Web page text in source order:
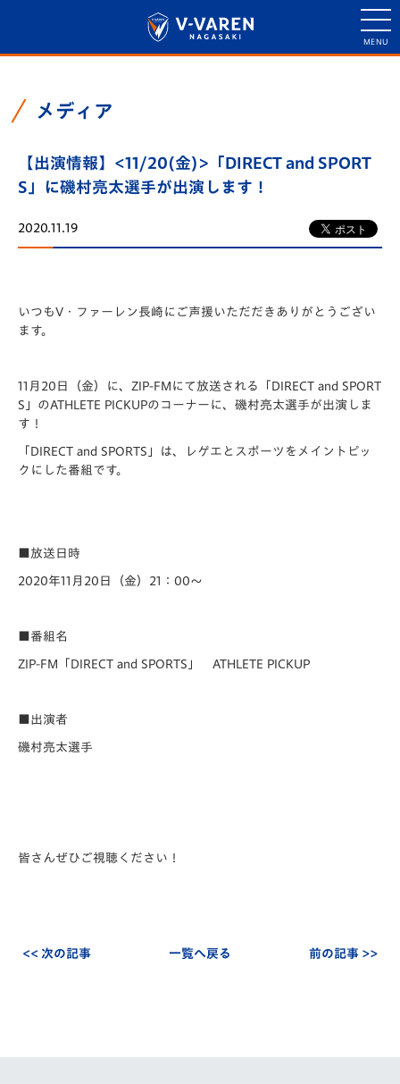
メディア
【出演情報】<11/20(金)>「DIRECT and SPORT
S」に磯村亮太選手が出演します！
2020.11.19
いつもV・ファーレン長崎にご声援いただだきありがとうござい
ます。
11月20日（金）に、ZIP-FMにて放送される「DIRECT and SPORT
S」のATHLETE PICKUPのコーナーに、磯村亮太選手が出演しま
す！
「DIRECT and SPORTS」は、レゲエとスポーツをメイントピッ
クにした番組です。
■放送日時
2020年11月20日（金）21：00～
■番組名
ZIP-FM「DIRECT and SPORTS」 ATHLETE PICKUP
■出演者
磯村亮太選手
皆さんぜひご視聴ください！
<< 次の記事 一覧へ戻る 前の記事 >>